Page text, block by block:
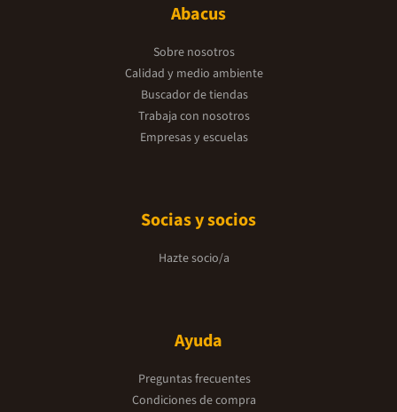
Abacus
Sobre nosotros
Calidad y medio ambiente
Buscador de tiendas
Trabaja con nosotros
Empresas y escuelas
Socias y socios
Hazte socio/a
Ayuda
Preguntas frecuentes
Condiciones de compra